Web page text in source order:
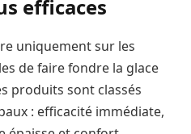
efficaces
uniquement sur les
de faire fondre la glace
produits sont classés
: efficacité immédiate,